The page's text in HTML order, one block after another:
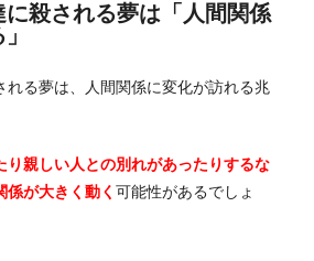
殺される夢は「人間関係
れる夢は、人間関係に変化が訪れる兆
り親しい人との別れがあったりするな
係が大きく動く 可能性があるでしょ